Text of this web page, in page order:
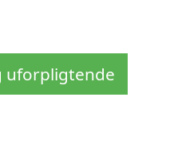
uforpligtende